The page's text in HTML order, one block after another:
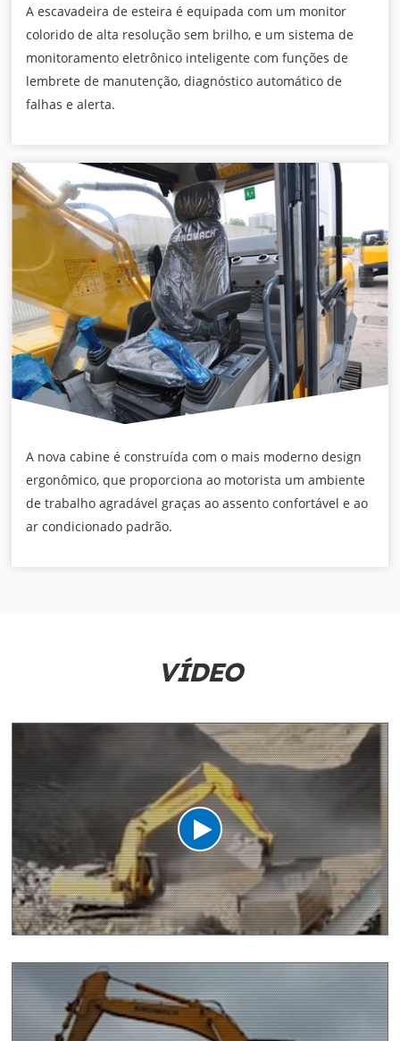
A escavadeira de esteira é equipada com um monitor
colorido de alta resolução sem brilho, e um sistema de
monitoramento eletrônico inteligente com funções de
lembrete de manutenção, diagnóstico automático de
falhas e alerta.
A nova cabine é construída com o mais moderno design
ergonômico, que proporciona ao motorista um ambiente
de trabalho agradável graças ao assento confortável e ao
ar condicionado padrão.
VÍDEO